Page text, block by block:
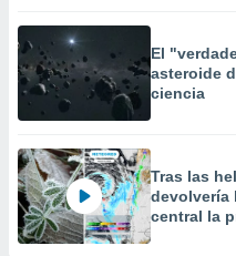
El
asteroide
ciencia
Tras las
devolvería
central la